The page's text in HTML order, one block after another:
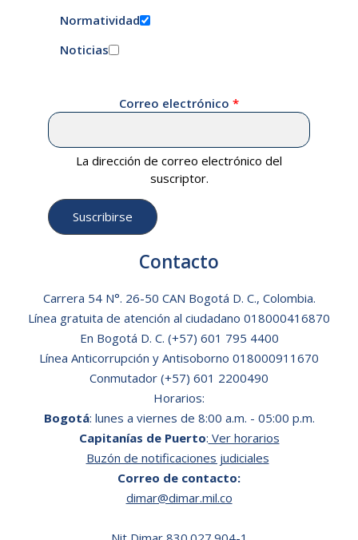
Normatividad
Noticias
Correo electrónico
La dirección de correo electrónico del
suscriptor.
Contacto
Carrera 54 N°. 26-50 CAN Bogotá D. C., Colombia.
Línea gratuita de atención al ciudadano 018000416870
En Bogotá D. C. (+57) 601 795 4400
Línea Anticorrupción y Antisoborno 018000911670
Conmutador (+57) 601 2200490
Horarios:
Bogotá: lunes a viernes de 8:00 a.m. - 05:00 p.m.
Capitanías de Puerto: Ver horarios
Buzón de notificaciones judiciales
Correo de contacto:
dimar@dimar.mil.co